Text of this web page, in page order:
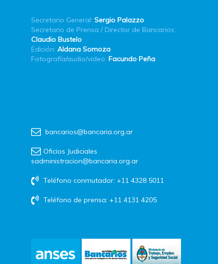
Secretario General: Sergio Palazzo
Secretario de Prensa / Director de Bancarios:
Claudio Bustelo
Edición: Aldana Somoza
Fotografía/audio/video: Facundo Peña
bancarios@bancaria.org.ar
Oficios Judiciales
sadministracion@bancaria.org.ar
Teléfono conmutador: +11 4328 5011
Teléfono de prensa: +11 4131 4205